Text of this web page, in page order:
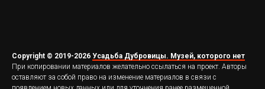
Copyright © 2019-2026 Усадьба Дубровицы. Музей, которого нет
При копировании материалов желательно ссылаться на проект. Авторы
оставляют за собой право на изменение материалов в связи с